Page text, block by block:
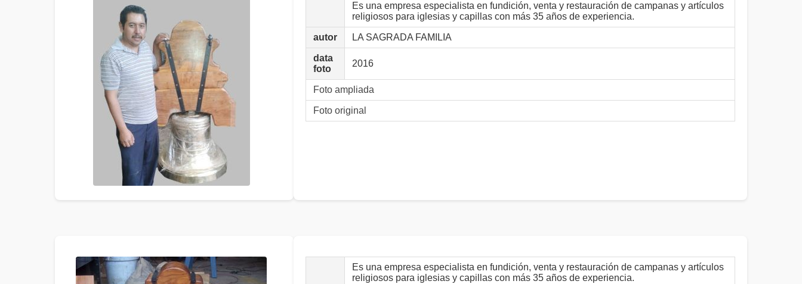
Es una empresa especialista en fundición, venta y restauración de campanas y artículos
religiosos para iglesias y capillas con más 35 años de experiencia.
autor LA SAGRADA FAMILIA
data
foto
2016
Foto ampliada
Foto original
Es una empresa especialista en fundición, venta y restauración de campanas y artículos
religiosos para iglesias y capillas con más 35 años de experiencia.